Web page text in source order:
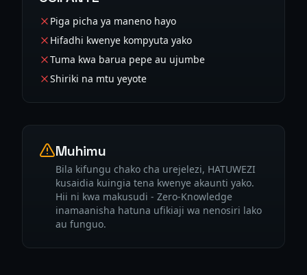
Piga picha ya maneno hayo
Hifadhi kwenye kompyuta yako
Tuma kwa barua pepe au ujumbe
Shiriki na mtu yeyote
Muhimu
Bila kifungu chako cha urejelezi, HATUWEZI
kusaidia kuingia tena kwenye akaunti yako.
Hii ni kwa makusudi - Zero-Knowledge
inamaanisha hatuna ufikiaji wa nenosiri lako
au funguo.